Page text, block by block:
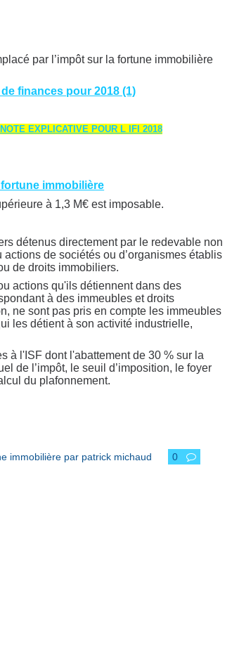
par l’impôt sur la fortune immobilière
de finances pour 2018 (1)
EXPLICATIVE POUR L IFI 2018
immobilière
à 1,3 M€ est imposable.
détenus directement par le redevable non
de sociétés ou d’organismes établis
de droits immobiliers.
actions qu'ils détiennent dans des
à des immeubles et droits
ne sont pas pris en compte les immeubles
les détient à son activité industrielle,
à l'ISF dont l'abattement de 30 % sur la
de l’impôt, le seuil d’imposition, le foyer
du plafonnement.
immobilière par patrick michaud 0